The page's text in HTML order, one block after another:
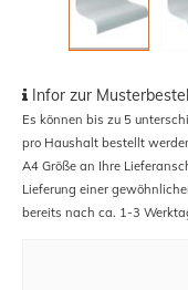
Infor zur
Es können bis zu 5
pro Haushalt bestellt
A4 Größe an Ihre
Lieferung einer
bereits nach ca. 1-3